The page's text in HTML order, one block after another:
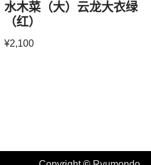
水木菜（大）云龙大衣绿
（红）
¥2,100